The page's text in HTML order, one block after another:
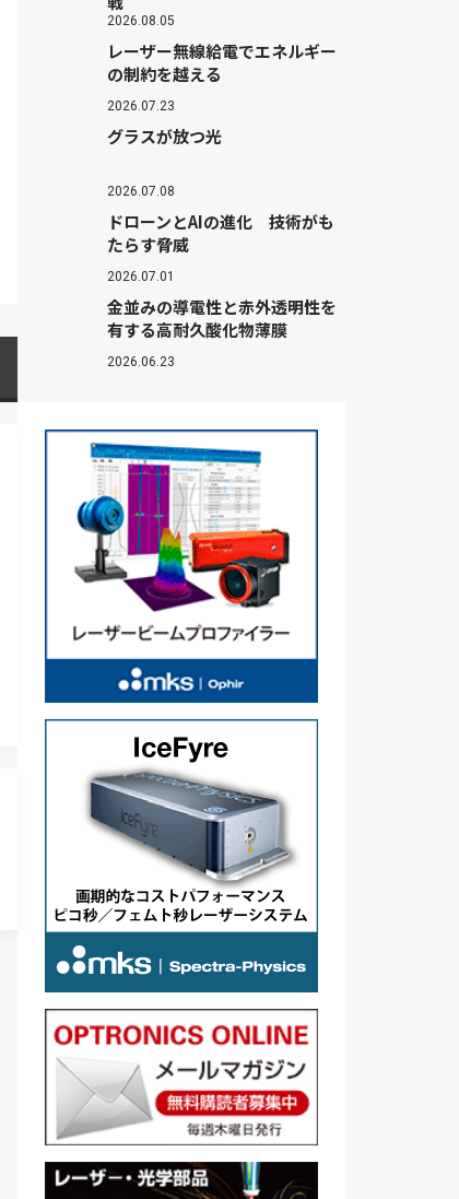
2026.08.05
レーザー無線給電でエネルギー
の制約を越える
2026.07.23
グラスが放つ光
2026.07.08
ドローンとAIの進化 技術がも
たらす脅威
2026.07.01
金並みの導電性と赤外透明性を
有する高耐久酸化物薄膜
2026.06.23